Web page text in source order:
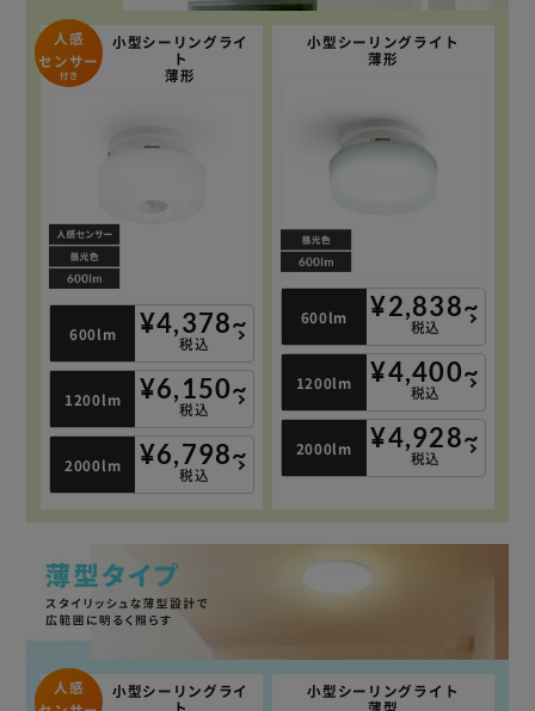
人感
センサー
付き
小型シーリングライ
ト
薄形
600lm ¥4,378~
税込
1200lm ¥6,150~
税込
2000lm ¥6,798~
税込
小型シーリングライト
薄形
600lm ¥2,838~
税込
1200lm ¥4,400~
税込
2000lm ¥4,928~
税込
人感
小型シーリングライ
ト
小型シーリングライト
薄型